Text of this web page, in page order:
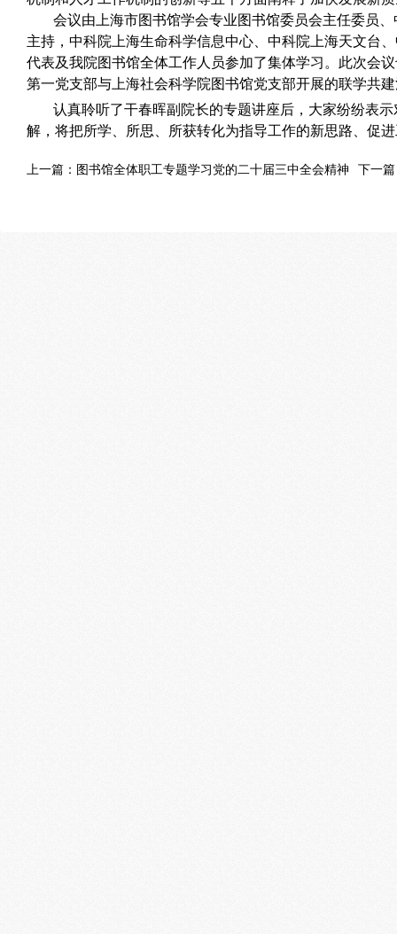
会议由上海市图书馆学会专业图书馆委员会主任委员
主持，中科院上海生命科学信息中心、中科院上海天文台
代表及我院图书馆全体工作人员参加了集体学习。此次会
第一党支部与上海社会科学院图书馆党支部开展的联学共
认真聆听了干春晖副院长的专题讲座后，大家纷纷表
解，将把所学、所思、所获转化为指导工作的新思路、促
上一篇： 图书馆全体职工专题学习党的二十届三中全会精神 下一